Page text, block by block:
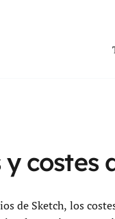
costes
de Sketch, los